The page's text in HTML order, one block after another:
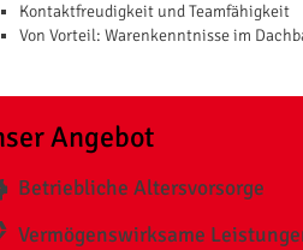
Kontaktfreudigkeit und Teamfähigkeit
Von Vorteil: Warenkenntnisse im
Angebot
Betriebliche Altersvorsorge
Vermögenswirksame